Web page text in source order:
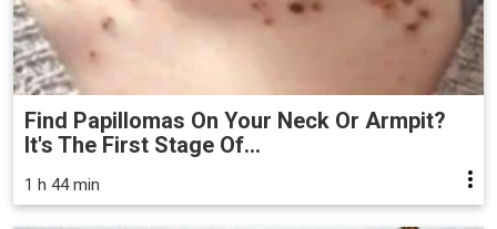
Find Papillomas On Your Neck Or Armpit?
It's The First Stage Of...
1 h 44 min